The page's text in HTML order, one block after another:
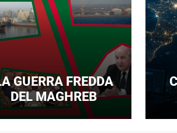
GUERRA FREDDA
DEL MAGHREB